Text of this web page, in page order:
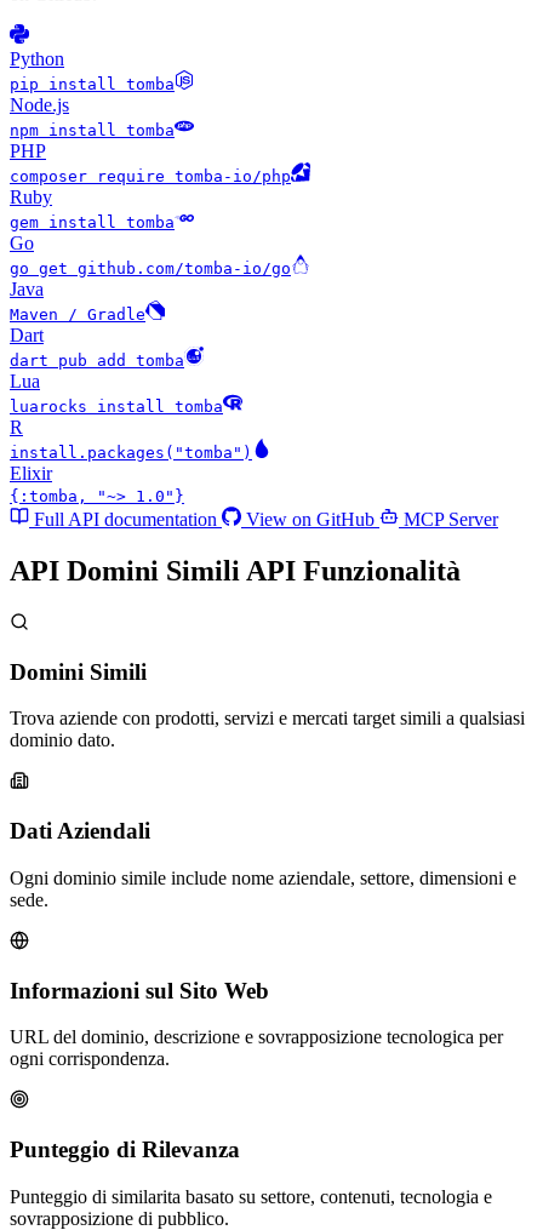
Python
pip install tomba
Node.js
npm install tomba
PHP
composer require tomba-io/php
Ruby
gem install tomba
Go
go get github.com/tomba-io/go
Java
Maven / Gradle
Dart
dart pub add tomba
Lua
luarocks install tomba
R
install.packages("tomba")
Elixir
{:tomba, "~> 1.0"}
Full API documentation View on GitHub MCP Server
API Domini Simili API Funzionalità
Domini Simili
Trova aziende con prodotti, servizi e mercati target simili a qualsiasi
dominio dato.
Dati Aziendali
Ogni dominio simile include nome aziendale, settore, dimensioni e
sede.
Informazioni sul Sito Web
URL del dominio, descrizione e sovrapposizione tecnologica per
ogni corrispondenza.
Punteggio di Rilevanza
Punteggio di similarita basato su settore, contenuti, tecnologia e
sovrapposizione di pubblico.